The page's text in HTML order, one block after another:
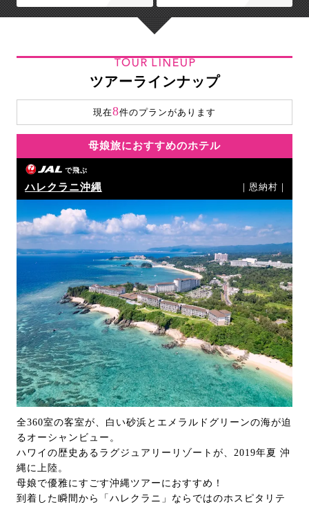
TOUR LINEUP
ツアーラインナップ
現在8件のプランがあります
母娘旅におすすめのホテル
で飛ぶ
ハレクラニ沖縄 ｜恩納村｜
全360室の客室が、白い砂浜とエメラルドグリーンの海が迫
るオーシャンビュー。
ハワイの歴史あるラグジュアリーリゾートが、2019年夏 沖
縄に上陸。
母娘で優雅にすごす沖縄ツアーにおすすめ！
到着した瞬間から「ハレクラニ」ならではのホスピタリテ